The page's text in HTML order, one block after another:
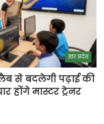
उत्तर प्रदेश
से बदलेगी पढ़ाई की
होंगे मास्टर ट्रेनर